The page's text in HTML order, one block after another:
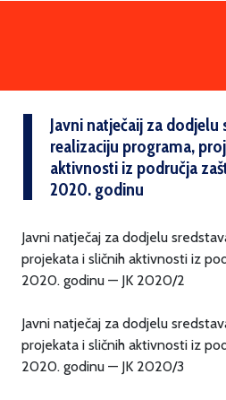
Javni natječaij za dodjelu
realizaciju programa,
aktivnosti iz područja
2020. godinu
Javni natječaj za dodjelu
projekata i sličnih aktivnosti iz
2020. godinu — JK 2020/2
Javni natječaj za dodjelu
projekata i sličnih aktivnosti iz
2020. godinu — JK 2020/3